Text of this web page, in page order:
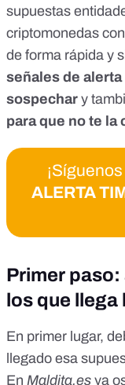
supuestas
criptomonedas
de forma rápida y
señales de
sospechar y
para que no te la
ALERTA
Primer
los que
En primer lugar,
llegado esa
En Maldita.es ya